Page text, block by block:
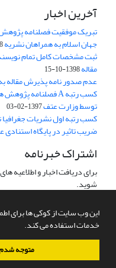
این وب سایت از کوکی ها برای
خدمات استفاده می کند.
متوجه
آخرین اخبار
تبریک موفقیت فصلنامه
جهان اسلام به همراهان نشریه
ثبت مشخصات کامل تمام
مقاله1398-10-15
عدم صدور نامه پذیرش
توسط وزارت عتف1397-02-03
کسب رتبه اول نشریات
ضریب تاثیر در پایگاه استنادی
اشتراک خبرنامه
برای دریافت اخبار و اطلاعیه
شوید.
سامانه مدیریت نشریات علمی.